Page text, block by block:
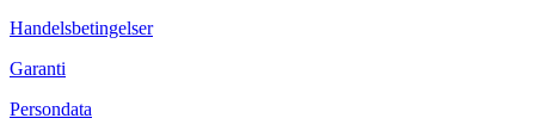
Handelsbetingelser
Garanti
Persondata